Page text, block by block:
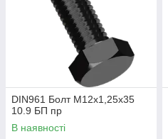
DIN961 Болт М12х1,25х35
10.9 БП пр
В наявності